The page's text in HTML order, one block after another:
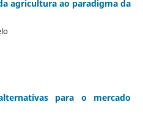
agricultura ao paradigma da
para o mercado